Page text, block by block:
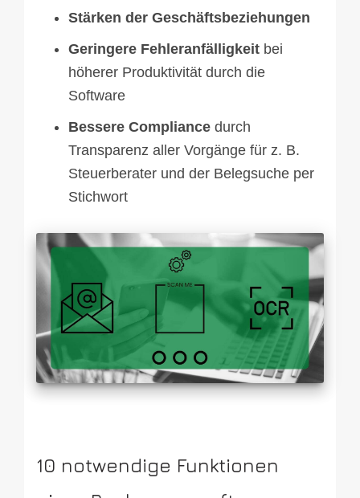
Stärken der Geschäftsbeziehungen
Geringere Fehleranfälligkeit bei
höherer Produktivität durch die
Software
Bessere Compliance durch
Transparenz aller Vorgänge für z. B.
Steuerberater und der Belegsuche per
Stichwort
10 notwendige Funktionen